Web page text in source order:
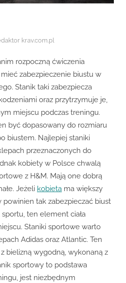
krav.com.pl
rozpoczną ćwiczenia
zabezpieczenie biustu w
Stanik taki zabezpiecza
oraz przytrzymuje je,
miejscu podczas treningu.
być dopasowany do rozmiaru
biustem. Najlepiej staniki
przeznaczonych do
kobiety w Polsce chwalą
z H&M. Mają one dobrą
Jeżeli kobieta ma większy
powinien tak zabezpieczać biust
ten element ciała
Staniki sportowe warto
Adidas oraz Atlantic. Ten
bielizną wygodną, wykonaną z
sportowy to podstawa
jest niezbędnym